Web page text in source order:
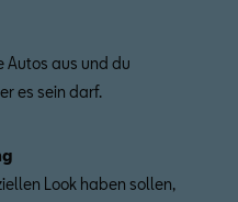
Autos aus und du
es sein darf.
Look haben sollen,